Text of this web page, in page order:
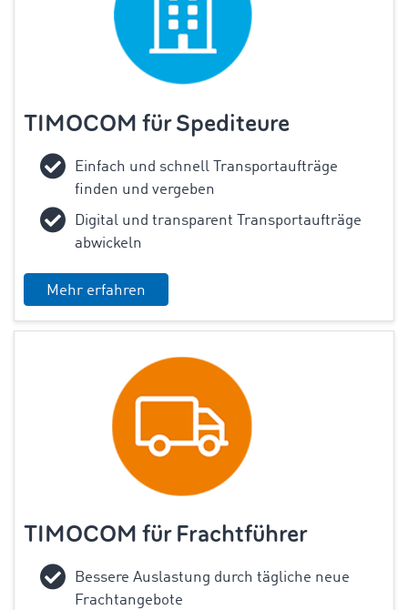
TIMOCOM für Spediteure
Einfach und schnell Transportaufträge
finden und vergeben
Digital und transparent Transportaufträge
abwickeln
Mehr erfahren
TIMOCOM für Frachtführer
Bessere Auslastung durch tägliche neue
Frachtangebote